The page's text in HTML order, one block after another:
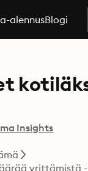
alennusBlogi
Insights
yrittämistä